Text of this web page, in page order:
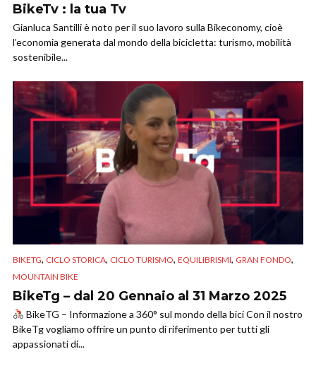
BikeTv : la tua Tv
Gianluca Santilli è noto per il suo lavoro sulla Bikeconomy, cioè
l’economia generata dal mondo della bicicletta: turismo, mobilità
sostenibile...
BIKETG, CICLO STORICA, CICLO TURISMO, EQUILIBRISMI, GRAN FONDO,
MOUNTAIN BIKE
BikeTg – dal 20 Gennaio al 31 Marzo 2025
BikeTG – Informazione a 360° sul mondo della bici Con il nostro
BikeTg vogliamo offrire un punto di riferimento per tutti gli
appassionati di...